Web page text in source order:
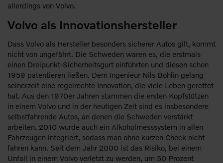
allerdings von Volvo.
Volvo als Innovationshersteller
Dass Volvo als Hersteller besonders sicherer Autos gilt, kommt
nicht von ungefährt. Die Schweden waren es, die erstmals
einen Dreipunkt-Sicherheitsgurt einführten und diesen schon
1959 patentieren ließen. Dem Ingenieur Nils Bohlin gelang
seinerzeit eine regelrechte Innovation, die viele Leben gerettet
hat. Aus den 1970er Jahren stammen die ersten Kopfstützen
in einem Volvo und in der heutigen Zeit sind es insbesondere
selbstfahrende Autos, an denen die Schweden verstärkt
arbeiten. 2010 wurde auch ein Alkoholmesssystem in allen
Fahrzeugen integriert, sodass man ohne kurzen Check nicht
fahren kann. Seit dem Jahr 2000 ist das Risiko, bei einem
Unfall in einem Volvo verletzt zu werden, um 50 Prozent